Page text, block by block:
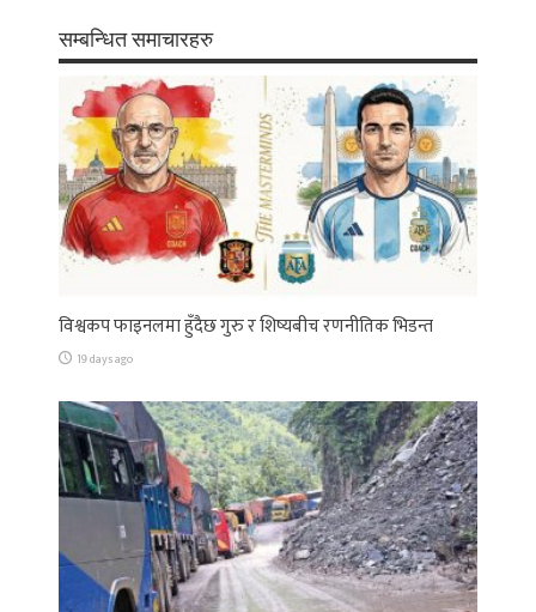
सम्बन्धित समाचारहरु
विश्वकप फाइनलमा हुँदैछ गुरु र शिष्यबीच रणनीतिक भिडन्त
19 days ago